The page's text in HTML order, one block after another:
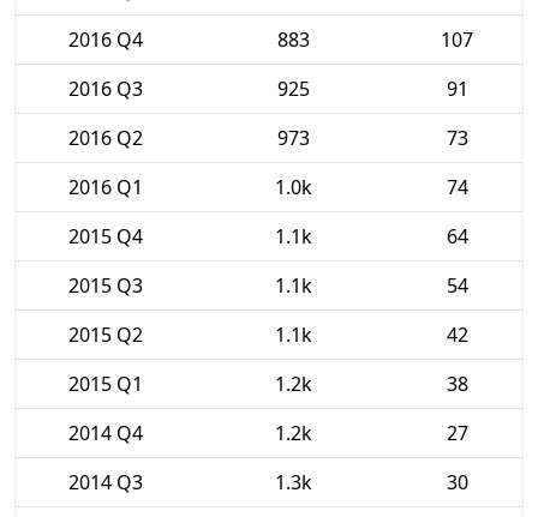
2016 Q4
883
107
2016 Q3
925
91
2016 Q2
973
73
2016 Q1
1.0k
74
2015 Q4
1.1k
64
2015 Q3
1.1k
54
2015 Q2
1.1k
42
2015 Q1
1.2k
38
2014 Q4
1.2k
27
2014 Q3
1.3k
30